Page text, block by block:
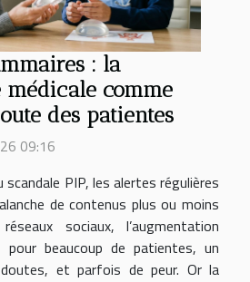
: la
comme
des patientes
09:16
scandale PIP, les alertes régulières
de contenus plus ou moins
sociaux, l’augmentation
pour beaucoup de patientes, un
et parfois de peur. Or la